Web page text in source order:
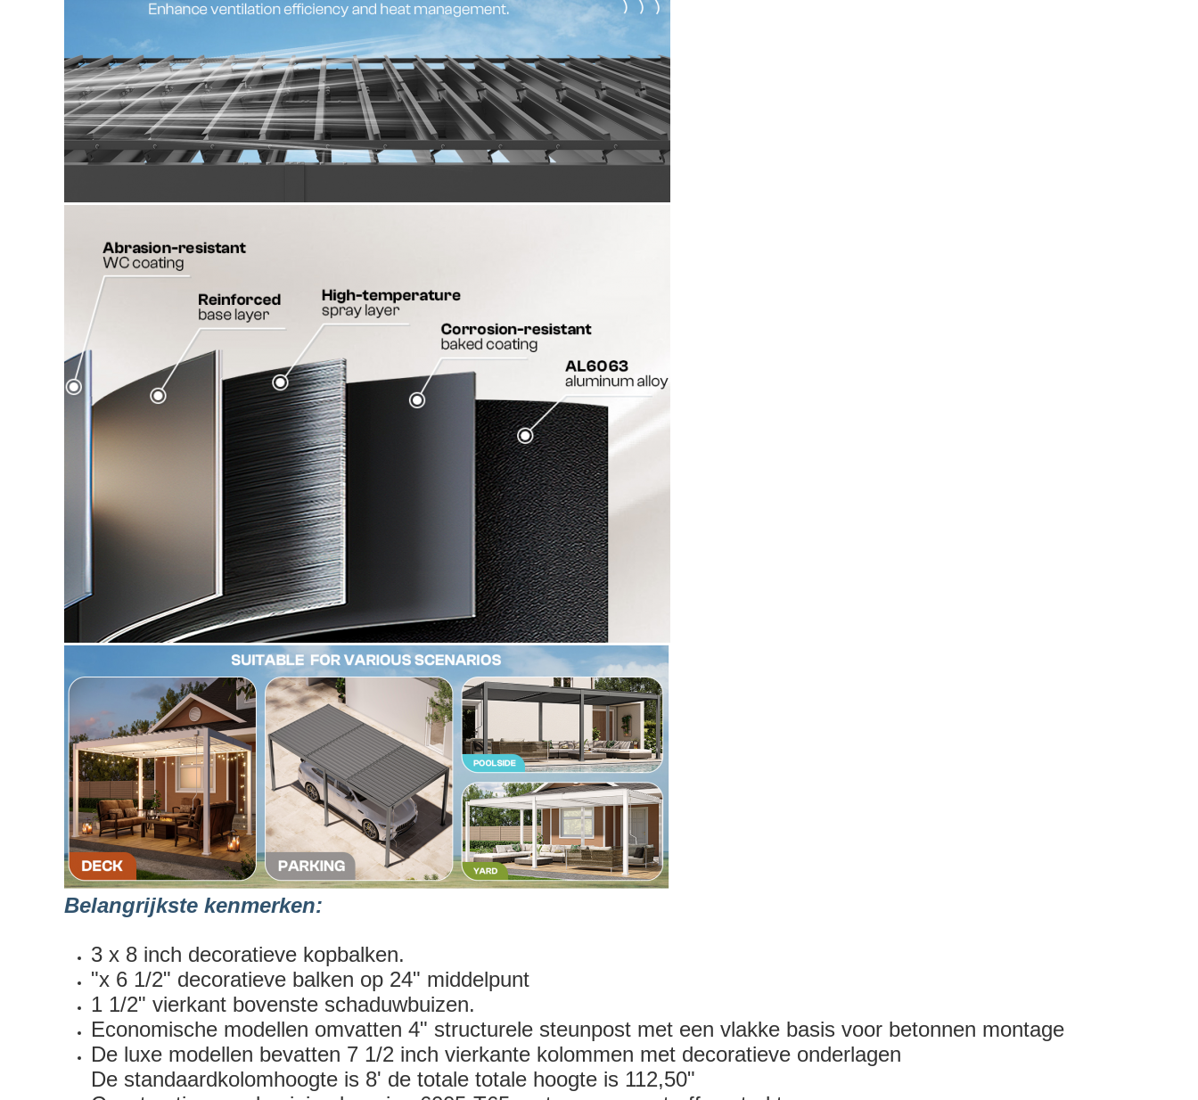
Belangrijkste kenmerken:
3 x 8 inch decoratieve kopbalken.
"x 6 1/2" decoratieve balken op 24" middelpunt
1 1/2" vierkant bovenste schaduwbuizen.
Economische modellen omvatten 4" structurele steunpost met een vlakke basis voor betonnen montage
De luxe modellen bevatten 7 1/2 inch vierkante kolommen met decoratieve onderlagen
De standaardkolomhoogte is 8' de totale totale hoogte is 112,50"